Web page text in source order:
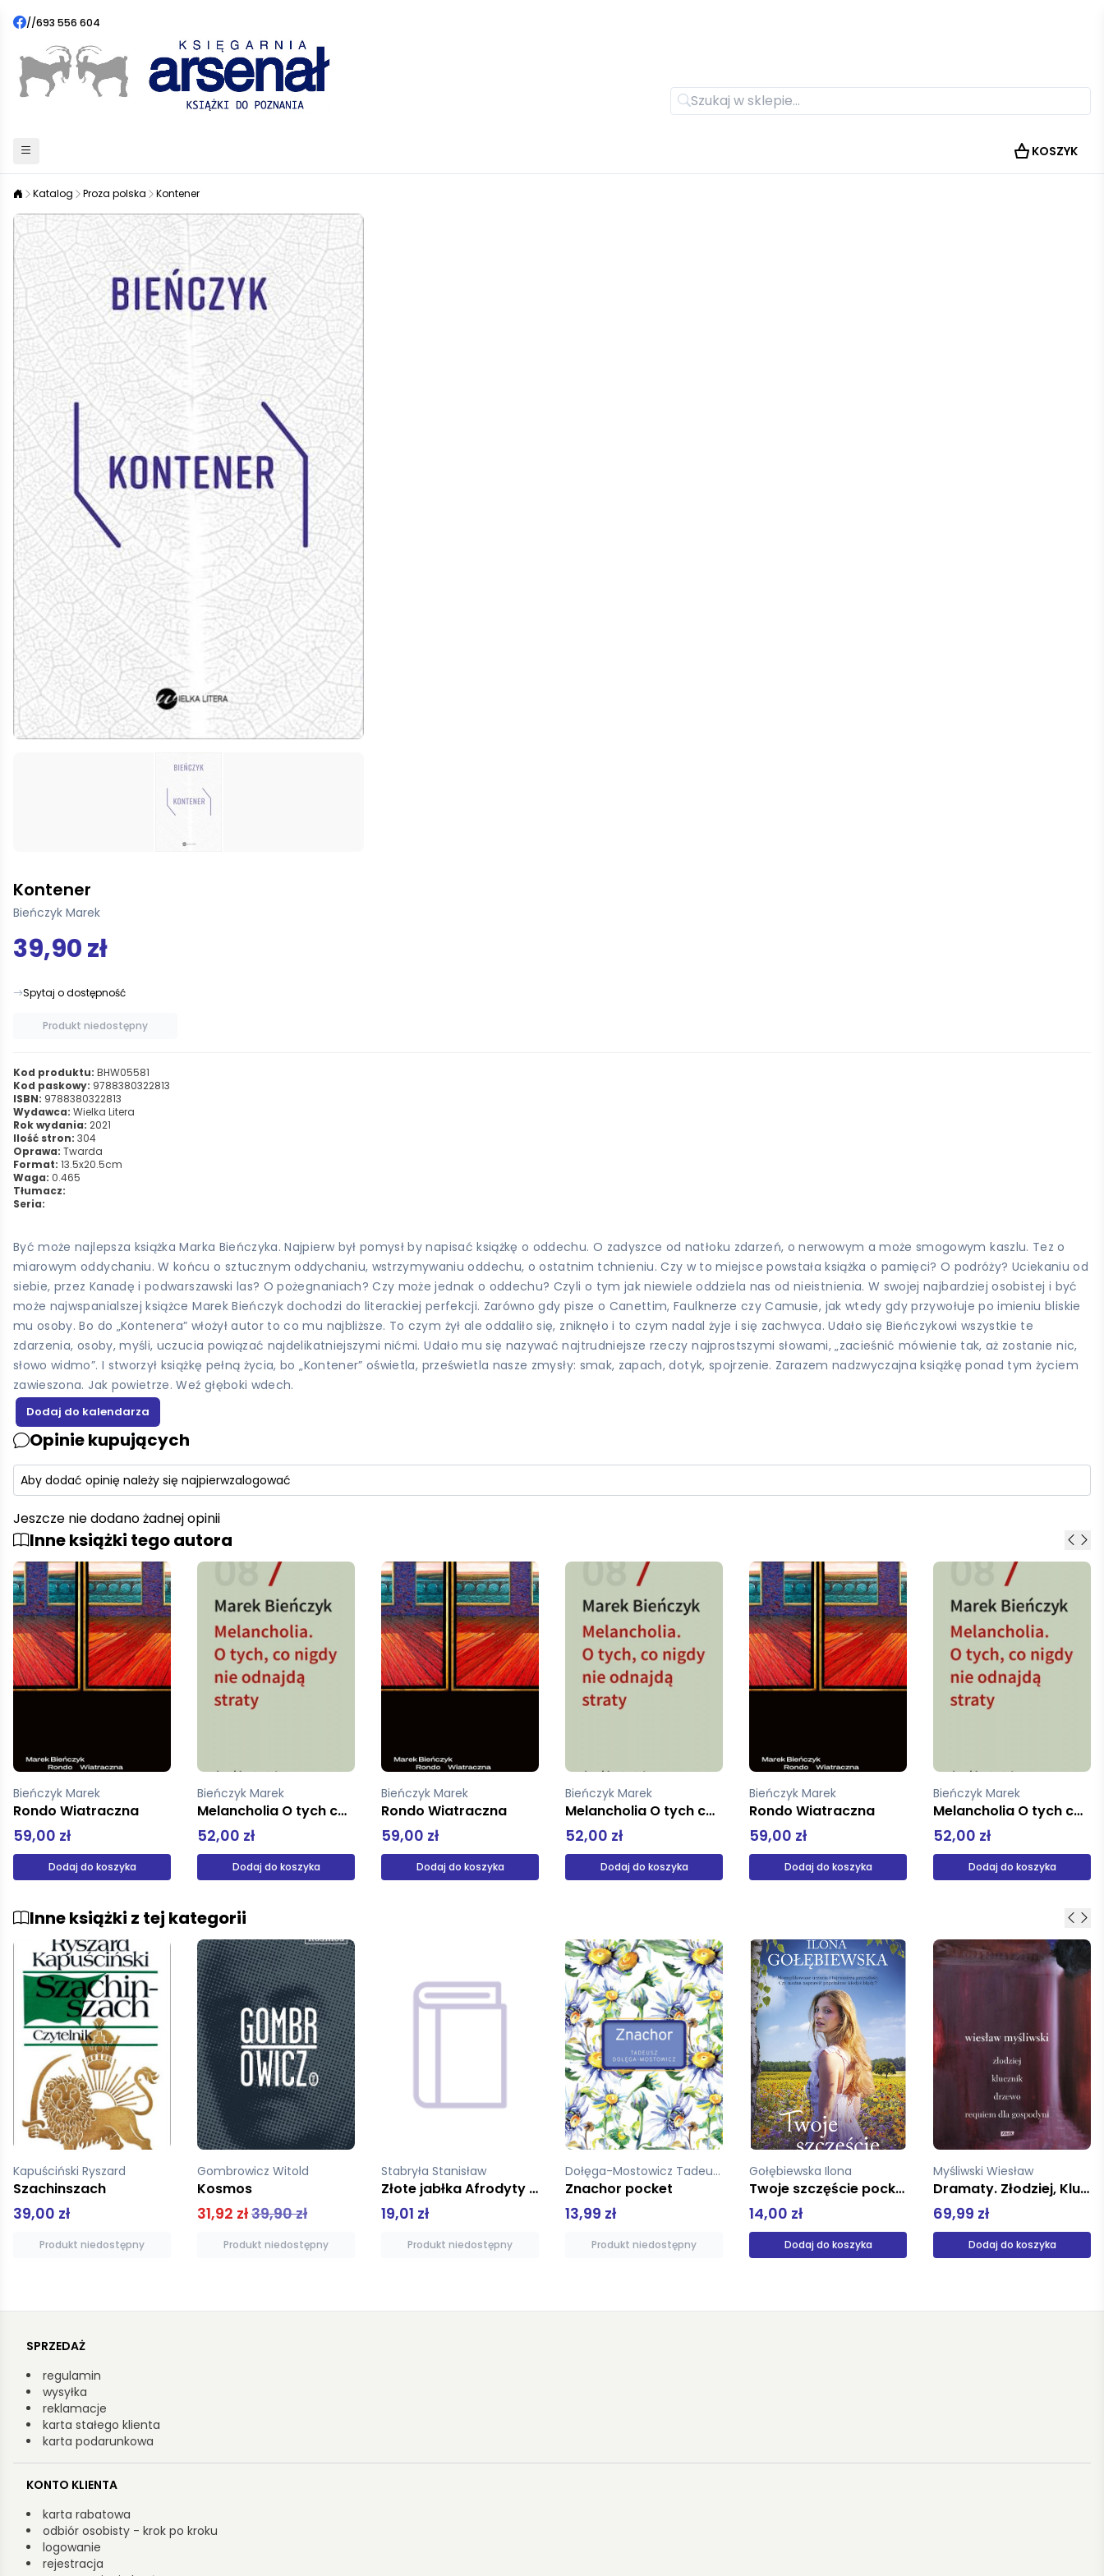
//693 556 604
KOSZYK
Katalog Proza polska Kontener
Kontener
Bieńczyk Marek
39,90 zł
Spytaj o dostępność
Produkt niedostępny
Kod produktu: BHW05581
Kod paskowy: 9788380322813
ISBN: 9788380322813
Wydawca: Wielka Litera
Rok wydania: 2021
Ilość stron: 304
Oprawa: Twarda
Format: 13.5x20.5cm
Waga: 0.465
Tłumacz:
Seria:
Być może najlepsza książka Marka Bieńczyka. Najpierw był pomysł by napisać książkę o oddechu. O zadyszce od natłoku zdarzeń, o nerwowym a może smogowym kaszlu. Tez o
miarowym oddychaniu. W końcu o sztucznym oddychaniu, wstrzymywaniu oddechu, o ostatnim tchnieniu. Czy w to miejsce powstała książka o pamięci? O podróży? Uciekaniu od
siebie, przez Kanadę i podwarszawski las? O pożegnaniach? Czy może jednak o oddechu? Czyli o tym jak niewiele oddziela nas od nieistnienia. W swojej najbardziej osobistej i być
może najwspanialszej książce Marek Bieńczyk dochodzi do literackiej perfekcji. Zarówno gdy pisze o Canettim, Faulknerze czy Camusie, jak wtedy gdy przywołuje po imieniu bliskie
mu osoby. Bo do „Kontenera” włożył autor to co mu najbliższe. To czym żył ale oddaliło się, zniknęło i to czym nadal żyje i się zachwyca. Udało się Bieńczykowi wszystkie te
zdarzenia, osoby, myśli, uczucia powiązać najdelikatniejszymi nićmi. Udało mu się nazywać najtrudniejsze rzeczy najprostszymi słowami, „zacieśnić mówienie tak, aż zostanie nic,
słowo widmo”. I stworzył książkę pełną życia, bo „Kontener” oświetla, prześwietla nasze zmysły: smak, zapach, dotyk, spojrzenie. Zarazem nadzwyczajna książkę ponad tym życiem
zawieszona. Jak powietrze. Weź głęboki wdech.
Opinie kupujących
Aby dodać opinię należy się najpierwzalogować
Jeszcze nie dodano żadnej opinii
Inne książki tego autora
Bieńczyk Marek
52,00 zł
Dodaj do koszyka
Bieńczyk Marek
Rondo Wiatraczna
59,00 zł
Dodaj do koszyka
Bieńczyk Marek
52,00 zł
Dodaj do koszyka
Bieńczyk Marek
Rondo Wiatraczna
59,00 zł
Dodaj do koszyka
Bieńczyk Marek
52,00 zł
Dodaj do koszyka
Bieńczyk Marek
Rondo Wiatraczna
59,00 zł
Dodaj do koszyka
Inne książki z tej kategorii
Gombrowicz Witold
Kosmos
31,92 zł39,90 zł
Produkt niedostępny
Stabryła Stanisław
19,01 zł
Produkt niedostępny
Znachor pocket
13,99 zł
Produkt niedostępny
Gołębiewska Ilona
14,00 zł
Dodaj do koszyka
Myśliwski Wiesław
Dramaty. Złodziej, Klucznik, Drzewo, Requiem dla gospodyni
69,99 zł
Dodaj do koszyka
Kossak Zofia
Dziedzictwo Część .3
39,99 zł
Produkt niedostępny
SPRZEDAŻ
regulamin
wysyłka
reklamacje
karta stałego klienta
karta podarunkowa
KONTO KLIENTA
karta rabatowa
odbiór osobisty - krok po kroku
logowanie
rejestracja